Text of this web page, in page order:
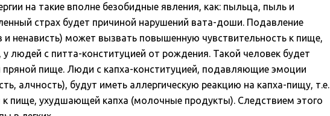
на такие вполне безобидные явления, как: пыльца, пыль и
страх будет причиной нарушений вата-доши. Подавление
ненависть) может вызвать повышенную чувствительность к пище,
людей с питта-конституцией от рождения. Такой человек будет
пряной пище. Люди с капха-конституцией, подавляющие эмоции
алчность), будут иметь аллергическую реакцию на капха-пищу, т.е.
к пище, ухудшающей капха (молочные продукты). Следствием этого